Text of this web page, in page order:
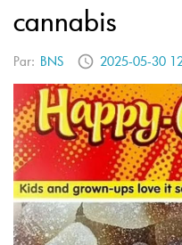
cannabis
Par: BNS 2025-05-30